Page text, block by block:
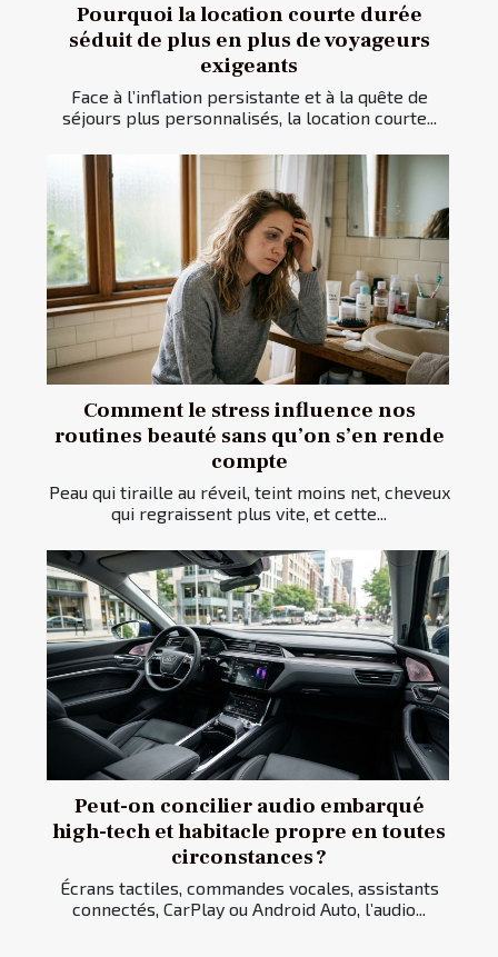
Pourquoi la location courte durée
séduit de plus en plus de voyageurs
exigeants
Face à l’inflation persistante et à la quête de
séjours plus personnalisés, la location courte...
Comment le stress influence nos
routines beauté sans qu’on s’en rende
compte
Peau qui tiraille au réveil, teint moins net, cheveux
qui regraissent plus vite, et cette...
Peut-on concilier audio embarqué
high-tech et habitacle propre en toutes
circonstances ?
Écrans tactiles, commandes vocales, assistants
connectés, CarPlay ou Android Auto, l’audio...